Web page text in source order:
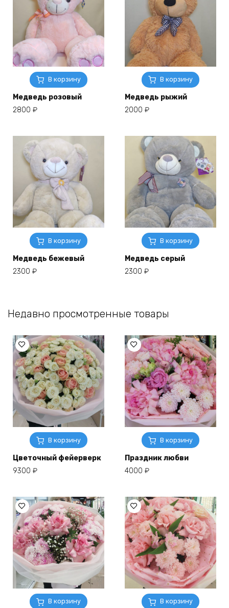
В корзину
Медведь розовый
2800 ₽
В корзину
Медведь рыжий
2000 ₽
В корзину
Медведь бежевый
2300 ₽
В корзину
Медведь серый
2300 ₽
Недавно просмотренные товары
В корзину
Цветочный фейерверк
9300 ₽
В корзину
Праздник любви
4000 ₽
В корзину В корзину